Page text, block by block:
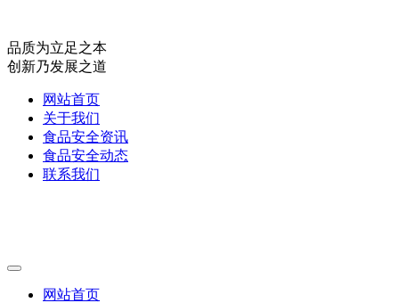
品质为立足之本
创新乃发展之道
网站首页
关于我们
食品安全资讯
食品安全动态
联系我们
网站首页